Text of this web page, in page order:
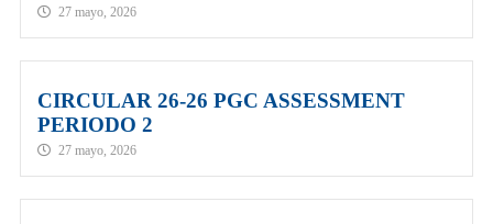
27 mayo, 2026
CIRCULAR 26-26 PGC ASSESSMENT
PERIODO 2
27 mayo, 2026